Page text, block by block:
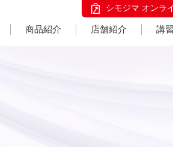
シモジマ オンラ
商品紹介 店舗紹介 講